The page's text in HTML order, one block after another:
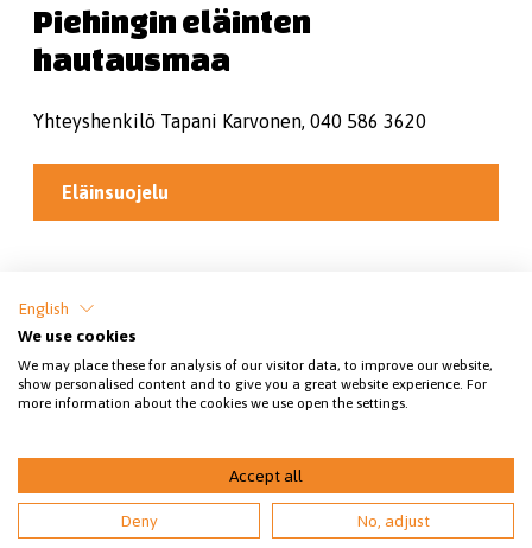
Piehingin eläinten
hautausmaa
Yhteyshenkilö Tapani Karvonen, 040 586 3620
Eläinsuojelu
© 2026 SEY Raahe
English
We use cookies
We may place these for analysis of our visitor data, to improve our website,
show personalised content and to give you a great website experience. For
more information about the cookies we use open the settings.
Accept all
Deny No, adjust